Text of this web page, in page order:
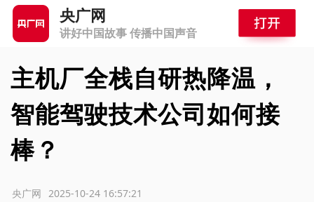
央广网
讲好中国故事 传播中国声音
主机厂全栈自研热降温，
智能驾驶技术公司如何接
棒？
2025-10-24 16:57:21
央广网